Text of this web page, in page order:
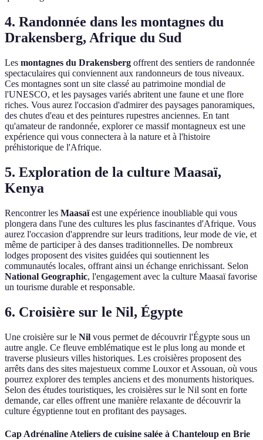
4. Randonnée dans les montagnes du
Drakensberg, Afrique du Sud
Les montagnes du Drakensberg offrent des sentiers de randonnée
spectaculaires qui conviennent aux randonneurs de tous niveaux.
Ces montagnes sont un site classé au patrimoine mondial de
l'UNESCO, et les paysages variés abritent une faune et une flore
riches. Vous aurez l'occasion d'admirer des paysages panoramiques,
des chutes d'eau et des peintures rupestres anciennes. En tant
qu'amateur de randonnée, explorer ce massif montagneux est une
expérience qui vous connectera à la nature et à l'histoire
préhistorique de l'Afrique.
5. Exploration de la culture Maasaï,
Kenya
Rencontrer les Maasaïest une expérience inoubliable qui vous
plongera dans l'une des cultures les plus fascinantes d'Afrique. Vous
aurez l'occasion d'apprendre sur leurs traditions, leur mode de vie, et
même de participer à des danses traditionnelles. De nombreux
lodges proposent des visites guidées qui soutiennent les
communautés locales, offrant ainsi un échange enrichissant. Selon
National Geographic, l'engagement avec la culture Maasaï favorise
un tourisme durable et responsable.
6. Croisière sur le Nil, Égypte
Une croisière sur le Nil vous permet de découvrir l'Égypte sous un
autre angle. Ce fleuve emblématique est le plus long au monde et
traverse plusieurs villes historiques. Les croisières proposent des
arrêts dans des sites majestueux comme Louxor et Assouan, où vous
pourrez explorer des temples anciens et des monuments historiques.
Selon des études touristiques, les croisières sur le Nil sont en forte
demande, car elles offrent une manière relaxante de découvrir la
culture égyptienne tout en profitant des paysages.
Cap Adrénaline Ateliers de cuisine salée à Chanteloup en Brie